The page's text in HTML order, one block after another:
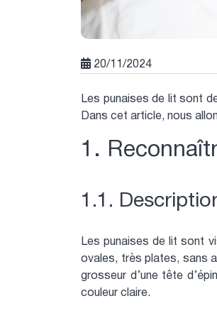
20/11/2024
Les punaises de lit sont
Dans cet article, nous
1.
1.1.
Les punaises de lit sont
ovales, très plates, sans
grosseur d’une tête
couleur claire.